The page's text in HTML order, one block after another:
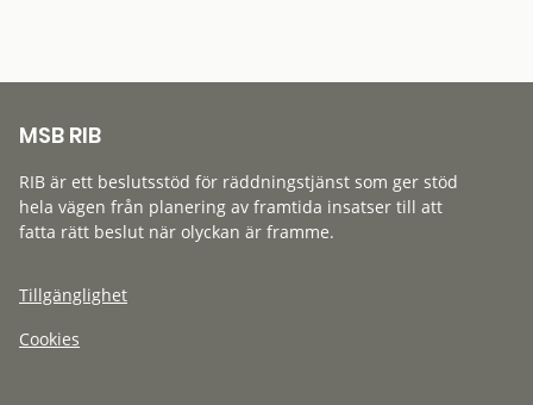
MSB RIB
RIB är ett beslutsstöd för räddningstjänst som ger stöd
hela vägen från planering av framtida insatser till att
fatta rätt beslut när olyckan är framme.
Tillgänglighet
Cookies